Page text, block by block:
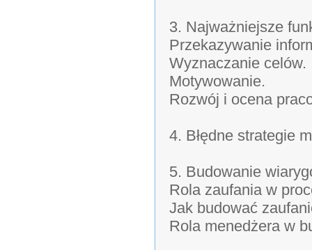
3. Najważniejsze
Przekazywanie
Wyznaczanie celów.
Motywowanie.
Rozwój i ocena
4. Błędne strategie
5. Budowanie
Rola zaufania w
Jak budować
Rola menedżera w